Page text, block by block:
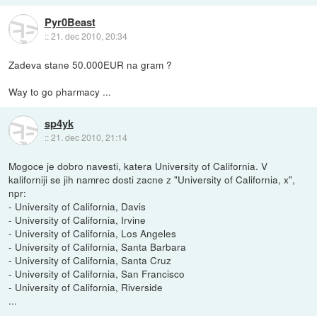
Pyr0Beast
::21. dec 2010, 20:34
Zadeva stane 50.000EUR na gram ?
Way to go pharmacy ...
sp4yk
::21. dec 2010, 21:14
Mogoce je dobro navesti, katera University of California. V
kaliforniji se jih namrec dosti zacne z "University of California, x",
npr:
- University of California, Davis
- University of California, Irvine
- University of California, Los Angeles
- University of California, Santa Barbara
- University of California, Santa Cruz
- University of California, San Francisco
- University of California, Riverside
...